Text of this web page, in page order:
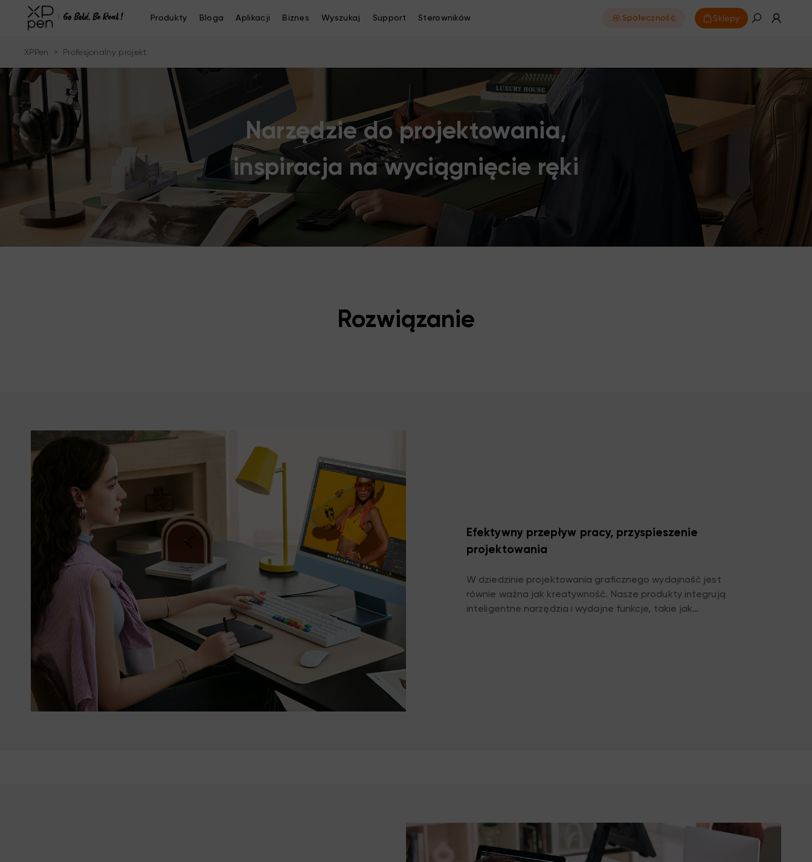
Produkty Bloga Aplikacji Biznes Wyszukaj Support Sterowników Społeczność Sklepy
XPPen > Profesjonalny projekt
Narzędzie do projektowania,
inspiracja na wyciągnięcie ręki
Rozwiązanie
Efektywny przepływ pracy, przyspieszenie
projektowania
W dziedzinie projektowania graficznego wydajność jest
równie ważna jak kreatywność. Nasze produkty integrują
inteligentne narzędzia i wydajne funkcje, takie jak